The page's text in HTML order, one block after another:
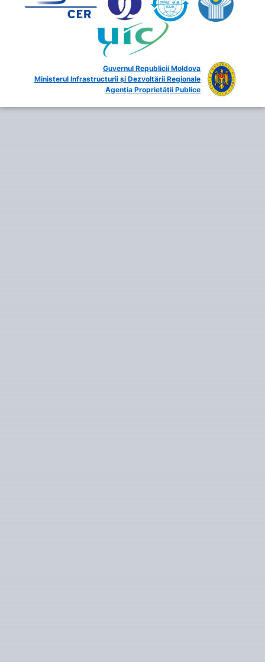
Guvernul Republicii Moldova
Ministerul Infrastructurii și Dezvoltării Regionale
Agenția Proprietății Publice